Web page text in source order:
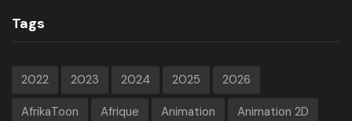
Tags
2022 2023 2024 2025 2026
AfrikaToon Afrique Animation Animation 2D